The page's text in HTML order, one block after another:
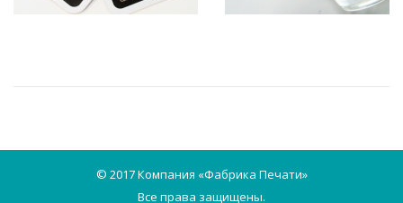
© 2017 Компания «Фабрика Печати»
Все права защищены.